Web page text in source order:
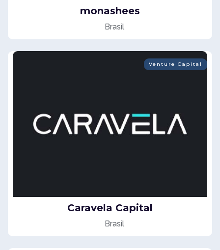
monashees
Brasil
Venture Capital
Caravela Capital
Brasil